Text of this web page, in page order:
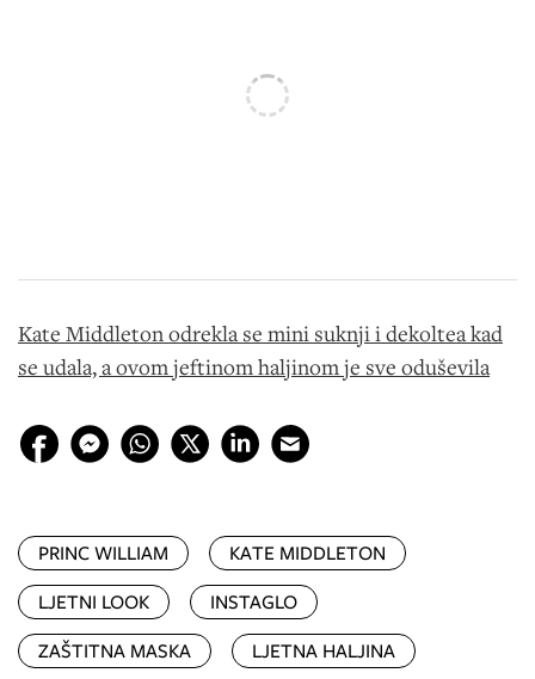
Kate Middleton odrekla se mini suknji i dekoltea kad
se udala, a ovom jeftinom haljinom je sve oduševila
PRINC WILLIAM
KATE MIDDLETON
LJETNI LOOK
INSTAGLO
ZAŠTITNA MASKA
LJETNA HALJINA